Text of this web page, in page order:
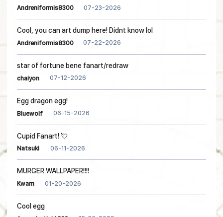
Andreniformis8300 07-23-2026
Cool, you can art dump here! Didnt know lol
Andreniformis8300 07-22-2026
star of fortune bene fanart/redraw
chaiyon 07-12-2026
Egg dragon egg!
Bluewolf 06-15-2026
Cupid Fanart! 💘
Natsuki 06-11-2026
MURGER WALLPAPER!!!!
Kwam 01-20-2026
Cool egg